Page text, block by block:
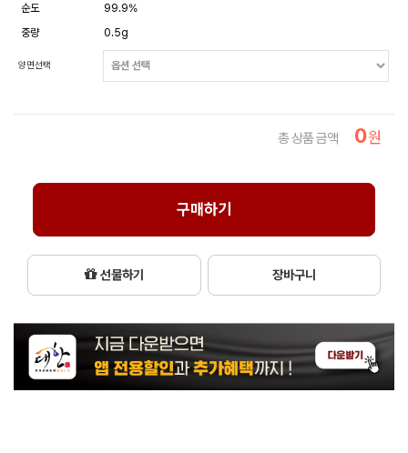
순도
99.9%
중량
0.5g
양면선택
총 상품 금액 0원
구매하기
선물하기 장바구니